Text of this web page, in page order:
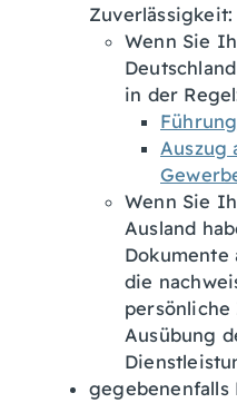
Zuverlässigkeit:
Wenn Sie
in der
Auszug
Wenn Sie
Ausland
Dokumente
die
Ausübung
gegebenenfalls